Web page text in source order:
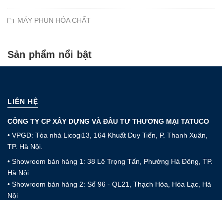
MÁY PHUN HÓA CHẤT
Sản phẩm nổi bật
LIÊN HỆ
CÔNG TY CP XÂY DỰNG VÀ ĐẦU TƯ THƯƠNG MẠI TATUCO
• VPGD: Tòa nhà Licogi13, 164 Khuất Duy Tiến, P. Thanh Xuân,
TP. Hà Nội.
• Showroom bán hàng 1: 38 Lê Trọng Tấn, Phường Hà Đông, TP.
Hà Nội
• Showroom bán hàng 2: Số 96 - QL21, Thạch Hòa, Hòa Lạc, Hà
Nội